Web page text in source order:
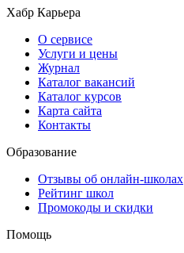
Хабр Карьера
О сервисе
Услуги и цены
Журнал
Каталог вакансий
Каталог курсов
Карта сайта
Контакты
Образование
Отзывы об онлайн-школах
Рейтинг школ
Промокоды и скидки
Помощь